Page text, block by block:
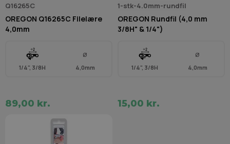
Q16265C
OREGON Q16265C Filelære
4,0mm
1/4", 3/8H
Ø
4,0mm
89,00 kr.
1-stk-4.0mm-rundfil
OREGON Rundfil (4,0 mm
3/8H" & 1/4")
1/4", 3/8H
Ø
4,0mm
15,00 kr.